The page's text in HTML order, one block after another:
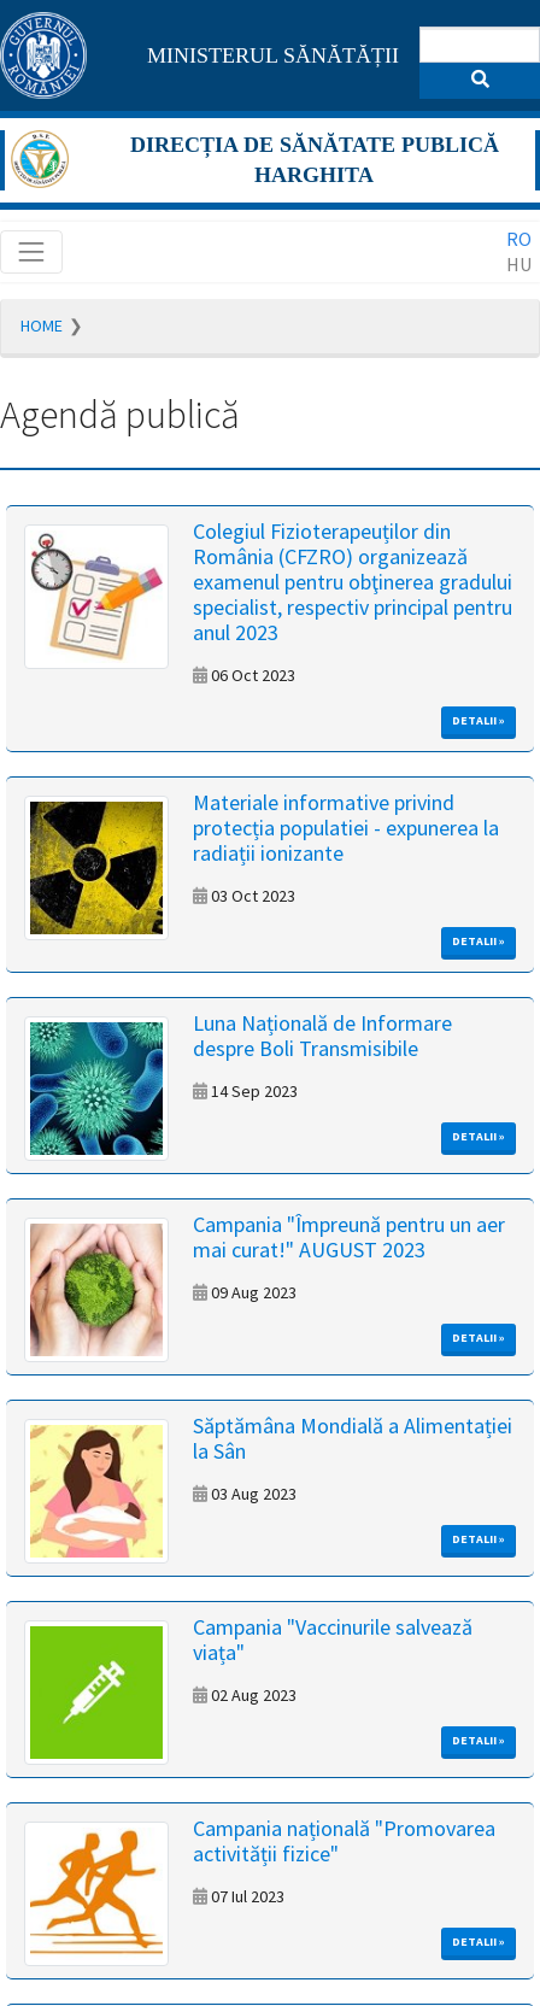
Pagina
maghiară
se
află
în
construcție
Redirecționare
română
în
secunde.
magyar
nyelvű
fejlesztés
alatt
van
Átiranyítás
román
nyelvű
másodpercen
belül.
MINISTERUL SĂNĂTĂȚII
DIRECȚIA DE SĂNĂTATE PUBLICĂ
HARGHITA
RO
HU
HOME
Agendă publică
Colegiul Fizioterapeuților din
România (CFZRO) organizează
examenul pentru obţinerea gradului
specialist, respectiv principal pentru
anul 2023
06 Oct 2023
DETALII »
Materiale informative privind
protecția populatiei - expunerea la
radiații ionizante
03 Oct 2023
DETALII »
Luna Națională de Informare
despre Boli Transmisibile
14 Sep 2023
DETALII »
Campania "Împreună pentru un aer
mai curat!" AUGUST 2023
09 Aug 2023
DETALII »
Săptămâna Mondială a Alimentației
la Sân
03 Aug 2023
DETALII »
Campania "Vaccinurile salvează
viața"
02 Aug 2023
DETALII »
Campania națională "Promovarea
activității fizice"
07 Iul 2023
DETALII »